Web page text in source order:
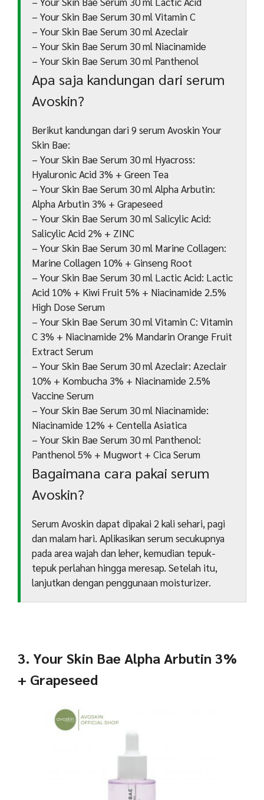
– Your Skin Bae Serum 30 ml Vitamin C
– Your Skin Bae Serum 30 ml Azeclair
– Your Skin Bae Serum 30 ml Niacinamide
– Your Skin Bae Serum 30 ml Panthenol
Apa saja kandungan dari serum
Avoskin?
Berikut kandungan dari 9 serum Avoskin Your
Skin Bae:
– Your Skin Bae Serum 30 ml Hyacross:
Hyaluronic Acid 3% + Green Tea
– Your Skin Bae Serum 30 ml Alpha Arbutin:
Alpha Arbutin 3% + Grapeseed
– Your Skin Bae Serum 30 ml Salicylic Acid:
Salicylic Acid 2% + ZINC
– Your Skin Bae Serum 30 ml Marine Collagen:
Marine Collagen 10% + Ginseng Root
– Your Skin Bae Serum 30 ml Lactic Acid: Lactic
Acid 10% + Kiwi Fruit 5% + Niacinamide 2.5%
High Dose Serum
– Your Skin Bae Serum 30 ml Vitamin C: Vitamin
C 3% + Niacinamide 2% Mandarin Orange Fruit
Extract Serum
– Your Skin Bae Serum 30 ml Azeclair: Azeclair
10% + Kombucha 3% + Niacinamide 2.5%
Vaccine Serum
– Your Skin Bae Serum 30 ml Niacinamide:
Niacinamide 12% + Centella Asiatica
– Your Skin Bae Serum 30 ml Panthenol:
Panthenol 5% + Mugwort + Cica Serum
Bagaimana cara pakai serum
Avoskin?
Serum Avoskin dapat dipakai 2 kali sehari, pagi
dan malam hari. Aplikasikan serum secukupnya
pada area wajah dan leher, kemudian tepuk-
tepuk perlahan hingga meresap. Setelah itu,
lanjutkan dengan penggunaan moisturizer.
3. Your Skin Bae Alpha Arbutin 3%
+ Grapeseed